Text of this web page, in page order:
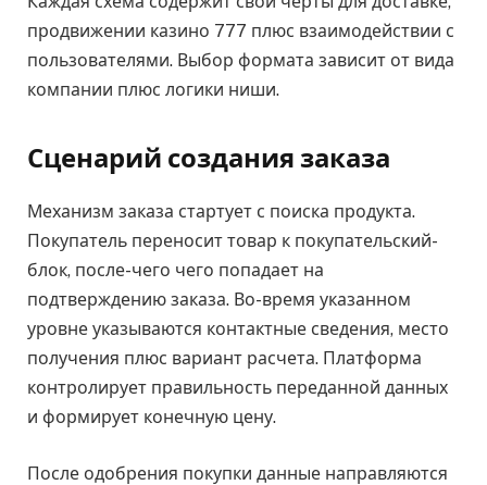
продвижении казино 777 плюс взаимодействии с
пользователями. Выбор формата зависит от вида
компании плюс логики ниши.
Сценарий создания заказа
Механизм заказа стартует с поиска продукта.
Покупатель переносит товар к покупательский-
блок, после-чего чего попадает на
подтверждению заказа. Во-время указанном
уровне указываются контактные сведения, место
получения плюс вариант расчета. Платформа
контролирует правильность переданной данных
и формирует конечную цену.
После одобрения покупки данные направляются